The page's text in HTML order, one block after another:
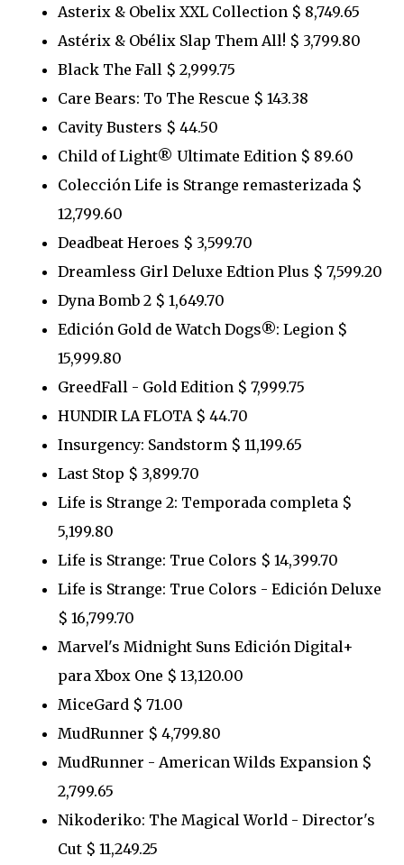
Asterix & Obelix XXL Collection $ 8,749.65
Astérix & Obélix Slap Them All! $ 3,799.80
Black The Fall $ 2,999.75
Care Bears: To The Rescue $ 143.38
Cavity Busters $ 44.50
Child of Light® Ultimate Edition $ 89.60
Colección Life is Strange remasterizada $
12,799.60
Deadbeat Heroes $ 3,599.70
Dreamless Girl Deluxe Edtion Plus $ 7,599.20
Dyna Bomb 2 $ 1,649.70
Edición Gold de Watch Dogs®: Legion $
15,999.80
GreedFall - Gold Edition $ 7,999.75
HUNDIR LA FLOTA $ 44.70
Insurgency: Sandstorm $ 11,199.65
Last Stop $ 3,899.70
Life is Strange 2: Temporada completa $
5,199.80
Life is Strange: True Colors $ 14,399.70
Life is Strange: True Colors - Edición Deluxe
$ 16,799.70
Marvel's Midnight Suns Edición Digital+
para Xbox One $ 13,120.00
MiceGard $ 71.00
MudRunner $ 4,799.80
MudRunner - American Wilds Expansion $
2,799.65
Nikoderiko: The Magical World - Director's
Cut $ 11,249.25